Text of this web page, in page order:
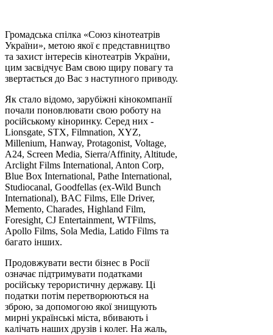
Громадська спілка «Союз кінотеатрів
України», метою якої є представництво
та захист інтересів кінотеатрів України,
цим засвідчує Вам свою щиру повагу та
звертається до Вас з наступного приводу.
Як стало відомо, зарубіжні кінокомпанії
почали поновлювати свою роботу на
російському кіноринку. Серед них -
Lionsgate, STX, Filmnation, XYZ,
Millenium, Hanway, Protagonist, Voltage,
A24, Screen Media, Sierra/Affinity, Altitude,
Arclight Films International, Anton Corp,
Blue Box International, Pathe International,
Studiocanal, Goodfellas (ex-Wild Bunch
International), BAC Films, Elle Driver,
Memento, Charades, Highland Film,
Foresight, CJ Entertainment, WTFilms,
Apollo Films, Sola Media, Latido Films та
багато інших.
Продовжувати вести бізнес в Росії
означає підтримувати податками
російську терористичну державу. Ці
податки потім перетворюються на
зброю, за допомогою якої знищують
мирні українські міста, вбивають і
калічать наших друзів і колег. На жаль,